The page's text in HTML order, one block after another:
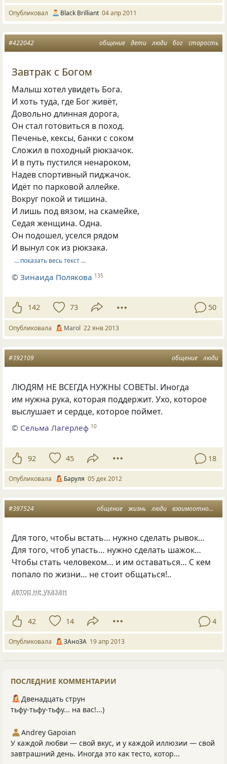
Опубликовал Black Brilliant 04 апр 2011
общение дети люди бог старость
#422042
Завтрак с Богом
Малыш хотел увидеть Бога.
И хоть туда, где Бог живёт,
Довольно длинная дорога,
Он стал готовиться в поход.
Печенье, кексы, банки с соком
Сложил в походный рюкзачок.
И в путь пустился ненароком,
Надев спортивный пиджачок.
Идёт по парковой аллейке.
Вокруг покой и тишина.
И лишь под вязом, на скамейке,
Седая женщина. Одна.
Он подошел, уселся рядом
И вынул сок из рюкзака.
… показать весь текст …
©Зинаида Полякова 135
142 73 50
Опубликовала Marol 22 янв 2013
общение люди
#392109
ЛЮДЯМ НЕ ВСЕГДА НУЖНЫ СОВЕТЫ. Иногда
им нужна рука, которая поддержит. Ухо, которое
выслушает и сердце, которое поймет.
© Сельма Лагерлеф 10
92 45 18
Опубликовала Баруля 05 дек 2012
общение жизнь люди взаимоотношения
#397524
Для того, чтобы встать… нужно сделать рывок…
Для того, чтоб упасть… нужно сделать шажок…
Чтобы стать человеком… и им оставаться… С кем
попало по жизни… не стоит общаться!..
автор не указан
42 14 4
Опубликовала ЗАноЗА 19 апр 2013
ПОСЛЕДНИЕ КОММЕНТАРИИ
Двенадцать струн
тьфу-тьфу-тьфу... на вас!...)
Andrey Gapoian
У каждой любви — свой вкус, и у каждой иллюзии — свой
завтрашний день. Иногда это как тесто, котор...